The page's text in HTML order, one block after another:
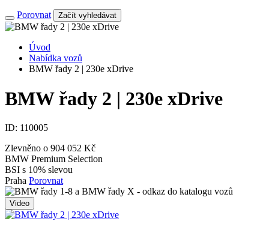
Porovnat Začít vyhledávat
Úvod
Nabídka vozů
BMW řady 2 | 230e xDrive
BMW řady 2 | 230e xDrive
ID: 110005
Zlevněno o 904 052 Kč
BMW Premium Selection
BSI s 10% slevou
Praha Porovnat
Video